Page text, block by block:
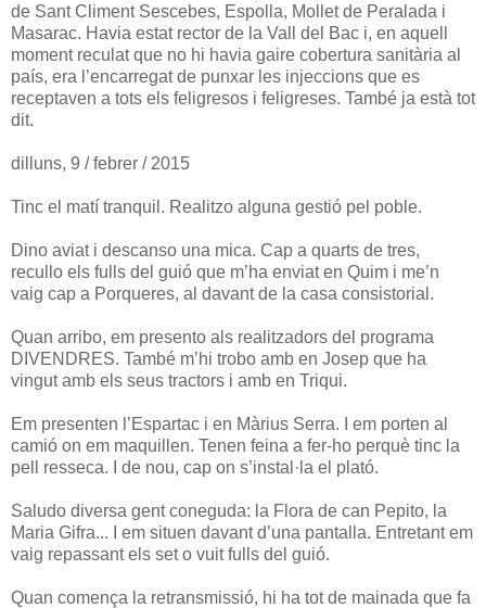
de Sant Climent Sescebes, Espolla, Mollet de Peralada i
Masarac. Havia estat rector de la Vall del Bac i, en aquell
moment reculat que no hi havia gaire cobertura sanitària al
país, era l’encarregat de punxar les injeccions que es
receptaven a tots els feligresos i feligreses. També ja està tot
dit.
dilluns, 9 / febrer / 2015
Tinc el matí tranquil. Realitzo alguna gestió pel poble.
Dino aviat i descanso una mica. Cap a quarts de tres,
recullo els fulls del guió que m’ha enviat en Quim i me’n
vaig cap a Porqueres, al davant de la casa consistorial.
Quan arribo, em presento als realitzadors del programa
DIVENDRES. També m’hi trobo amb en Josep que ha
vingut amb els seus tractors i amb en Triqui.
Em presenten l’Espartac i en Màrius Serra. I em porten al
camió on em maquillen. Tenen feina a fer-ho perquè tinc la
pell resseca. I de nou, cap on s’instal·la el plató.
Saludo diversa gent coneguda: la Flora de can Pepito, la
Maria Gifra... I em situen davant d’una pantalla. Entretant em
vaig repassant els set o vuit fulls del guió.
Quan comença la retransmissió, hi ha tot de mainada que fa